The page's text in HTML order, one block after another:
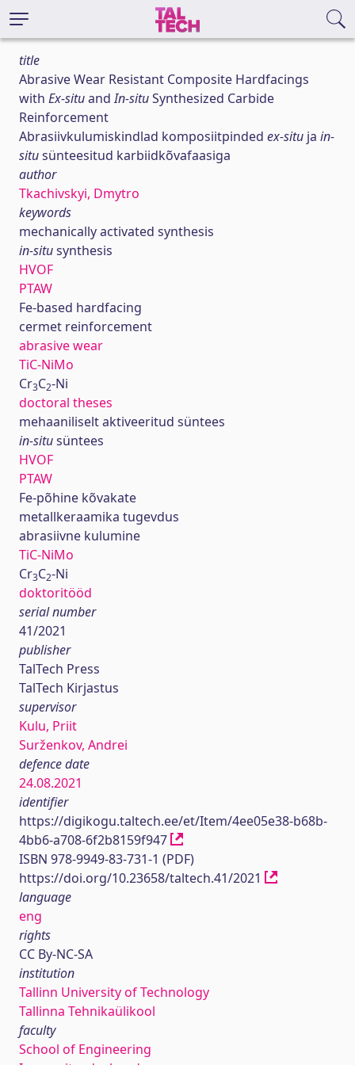
title
Abrasive Wear Resistant Composite Hardfacings
with Ex-situandIn-situSynthesized Carbide
Reinforcement
Abrasiivkulumiskindlad komposiitpinded ex-situ ja in-
situsünteesitud karbiidkõvafaasiga
author
Tkachivskyi, Dmytro
keywords
mechanically activated synthesis
in-situsynthesis
HVOF
PTAW
Fe-based hardfacing
cermet reinforcement
abrasive wear
TiC-NiMo
Cr3C2-Ni
doctoral theses
mehaaniliselt aktiveeritud süntees
in-situsüntees
HVOF
PTAW
Fe-põhine kõvakate
metallkeraamika tugevdus
abrasiivne kulumine
TiC-NiMo
Cr3C2-Ni
doktoritööd
serial number
41/2021
publisher
TalTech Press
TalTech Kirjastus
supervisor
Kulu, Priit
Surženkov, Andrei
defence date
24.08.2021
identifier
https://digikogu.taltech.ee/et/Item/4ee05e38-b68b-
4bb6-a708-6f2b8159f947
ISBN 978-9949-83-731-1 (PDF)
https://doi.org/10.23658/taltech.41/2021
language
eng
rights
CC By-NC-SA
institution
Tallinn University of Technology
Tallinna Tehnikaülikool
faculty
School of Engineering